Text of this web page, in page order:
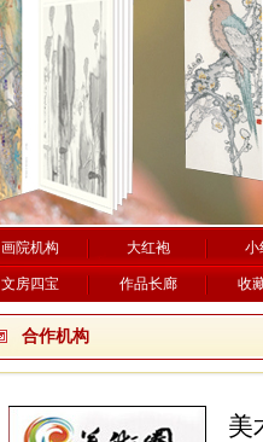
画院机构 大红袍 小
文房四宝 作品长廊 收
合作机构
美